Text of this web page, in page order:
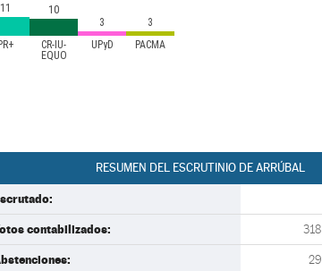
PR+
CR-IU-
EQUO
UPyD PACMA
11
10
3
3
RESUMEN DEL ESCRUTINIO DE ARRÚBAL
contabilizados: 318
29